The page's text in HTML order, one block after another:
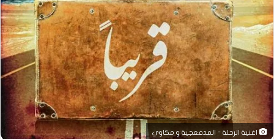
اغنية الرحلة - المدفعجية و مكاوي